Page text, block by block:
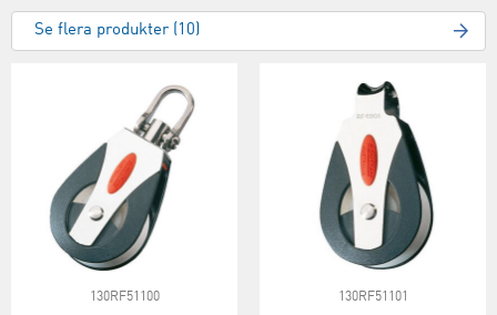
Se flera produkter (10)
130RF51100 130RF51101